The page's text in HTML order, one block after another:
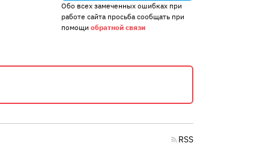
Обо всех замеченных ошибках при
работе сайта просьба сообщать при
помощи обратной связи
RSS